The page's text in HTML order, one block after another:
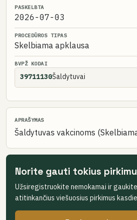
PASKELBTA
2026-07-03
PROCEDŪROS TIPAS
Skelbiama apklausa
BVPŽ KODAI
39711130Šaldytuvai
APRAŠYMAS
Šaldytuvas vakcinoms
Norite gauti tokius
Užsiregistruokite nemokamai ir
atitinkančius viešuosius pirkimus